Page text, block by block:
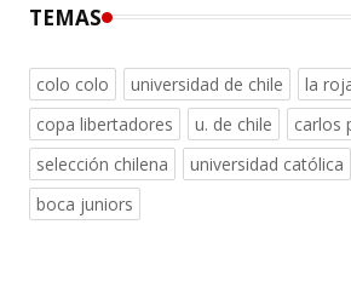
TEMAS
colo colo universidad de chile la
copa libertadores
u. de chile
carlos
selección chilena
universidad católica
boca juniors